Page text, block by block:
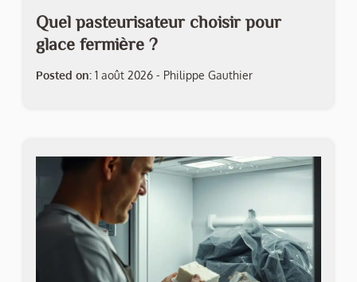
Quel pasteurisateur choisir pour
glace fermière ?
Posted on: 1 août 2026 - Philippe Gauthier